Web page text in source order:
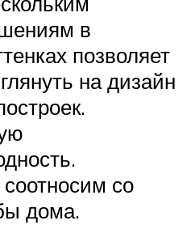
в
позволяет
на дизайн
со
дома.